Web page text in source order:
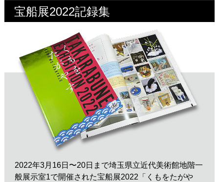
宝船展2022記録集
2022年3月16日〜20日まで埼玉県立近代美術館地階一
般展示室1で開催された宝船展2022「くもをたがや